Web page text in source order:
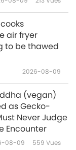
: agriculture
naturels
Vues
de
en
2
air fryer
to be thawed
2026-08-09
(vegan)
as Gecko-
Never Judge
Encounter
08-09 559 Vues